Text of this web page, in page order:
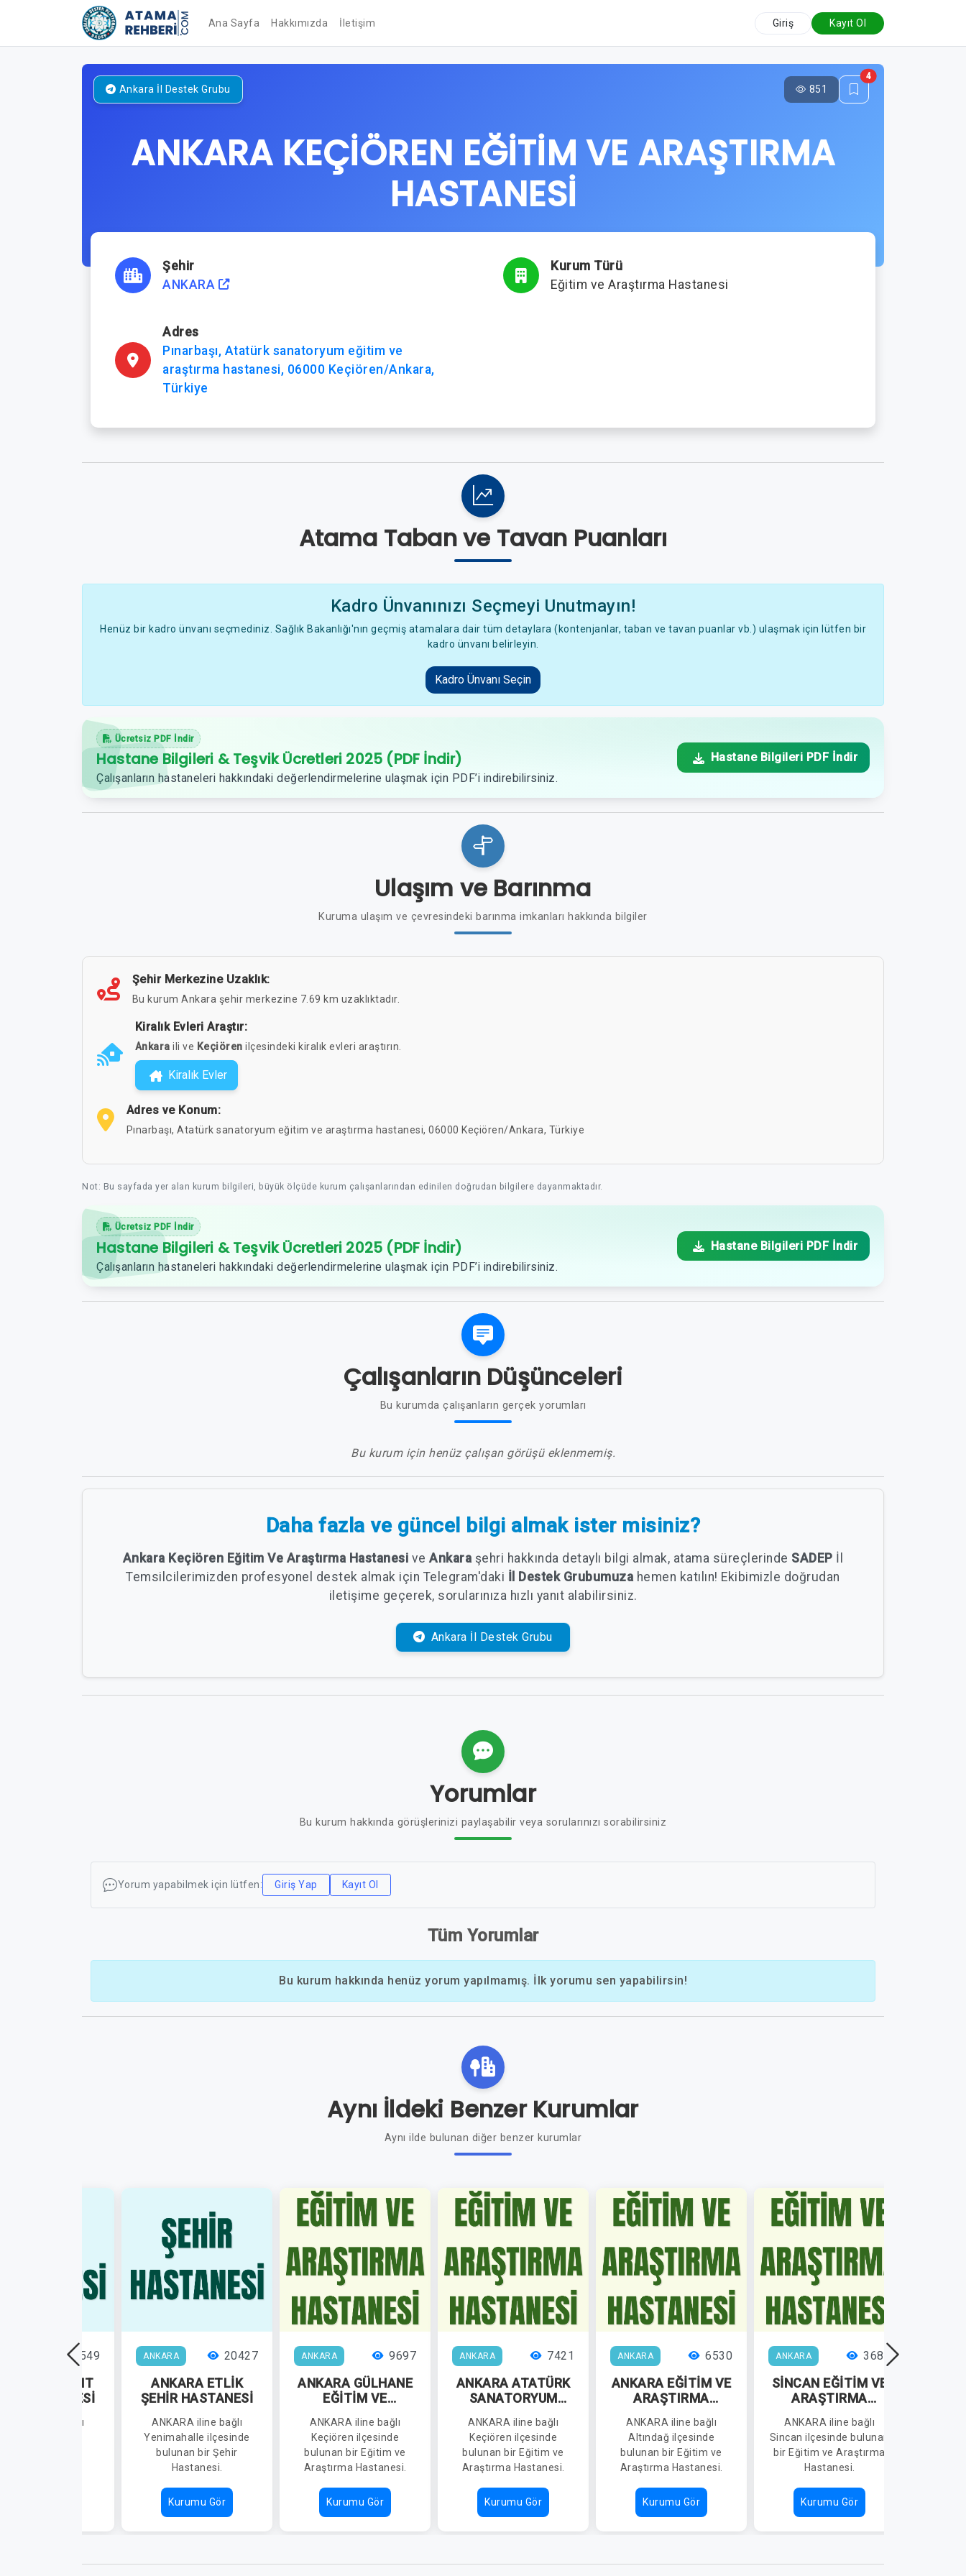
Ana Sayfa Hakkımızda İletişim Giriş Kayıt Ol
ANKARA KEÇİÖREN EĞİTİM VE ARAŞTIRMA
HASTANESİ
Ankara İl Destek Grubu 851
4
Şehir
ANKARA
Kurum Türü
Eğitim ve Araştırma Hastanesi
Adres
Pınarbaşı, Atatürk sanatoryum eğitim ve
araştırma hastanesi, 06000 Keçiören/Ankara,
Türkiye
Atama Taban ve Tavan Puanları
Kadro Ünvanınızı Seçmeyi Unutmayın!
Henüz bir kadro ünvanı seçmediniz. Sağlık Bakanlığı'nın geçmiş atamalara dair tüm detaylara (kontenjanlar, taban ve tavan puanlar vb.) ulaşmak için lütfen bir
kadro ünvanı belirleyin.
Kadro Ünvanı Seçin
Ücretsiz PDF İndir
Hastane Bilgileri & Teşvik Ücretleri 2025 (PDF İndir)
Çalışanların hastaneleri hakkındaki değerlendirmelerine ulaşmak için PDF’i indirebilirsiniz.
Hastane Bilgileri PDF İndir
Ulaşım ve Barınma
Kuruma ulaşım ve çevresindeki barınma imkanları hakkında bilgiler
Şehir Merkezine Uzaklık:
Bu kurum Ankara şehir merkezine 7.69 km uzaklıktadır.
Kiralık Evleri Araştır:
Ankara ili ve Keçiören ilçesindeki kiralık evleri araştırın.
Kiralık Evler
Adres ve Konum:
Pınarbaşı, Atatürk sanatoryum eğitim ve araştırma hastanesi, 06000 Keçiören/Ankara, Türkiye
Not: Bu sayfada yer alan kurum bilgileri, büyük ölçüde kurum çalışanlarından edinilen doğrudan bilgilere dayanmaktadır.
Ücretsiz PDF İndir
Hastane Bilgileri & Teşvik Ücretleri 2025 (PDF İndir)
Çalışanların hastaneleri hakkındaki değerlendirmelerine ulaşmak için PDF’i indirebilirsiniz.
Hastane Bilgileri PDF İndir
Çalışanların Düşünceleri
Bu kurumda çalışanların gerçek yorumları
Bu kurum için henüz çalışan görüşü eklenmemiş.
Daha fazla ve güncel bilgi almak ister misiniz?
Ankara Keçiören Eğitim Ve Araştırma Hastanesi veAnkara şehri hakkında detaylı bilgi almak, atama süreçlerinde SADEP İl
Temsilcilerimizden profesyonel destek almak için Telegram'daki İl Destek Grubumuza hemen katılın! Ekibimizle doğrudan
iletişime geçerek, sorularınıza hızlı yanıt alabilirsiniz.
Ankara İl Destek Grubu
Yorumlar
Bu kurum hakkında görüşlerinizi paylaşabilir veya sorularınızı sorabilirsiniz
Yorum yapabilmek için lütfen: Giriş Yap Kayıt Ol
Tüm Yorumlar
Bu kurum hakkında henüz yorum yapılmamış. İlk yorumu sen yapabilirsin!
Aynı İldeki Benzer Kurumlar
Aynı ilde bulunan diğer benzer kurumlar
21549
BİLKENT
HASTANESİ
iline bağlı
ANKARA 20427
ANKARA ETLİK
ŞEHİR HASTANESİ
ANKARA iline bağlı
Yenimahalle ilçesinde
bulunan bir Şehir
Hastanesi.
Kurumu Gör
ANKARA 9697
ANKARA GÜLHANE
EĞİTİM VE
HASTANESİ
ANKARA iline bağlı
Keçiören ilçesinde
bulunan bir Eğitim ve
Araştırma Hastanesi.
Kurumu Gör
ANKARA 7421
ANKARA ATATÜRK
SANATORYUM
ARAŞTIRMA
HASTANESİ
ANKARA iline bağlı
Keçiören ilçesinde
bulunan bir Eğitim ve
Araştırma Hastanesi.
Kurumu Gör
ANKARA 6530
ANKARA EĞİTİM VE
ARAŞTIRMA
ANKARA iline bağlı
Altındağ ilçesinde
bulunan bir Eğitim ve
Araştırma Hastanesi.
Kurumu Gör
ANKARA 3686
SİNCAN EĞİTİM VE
ARAŞTIRMA
ANKARA iline bağlı
Sincan ilçesinde bulunan
bir Eğitim ve Araştırma
Hastanesi.
Kurumu Gör